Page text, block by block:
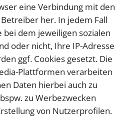
eine Verbindung mit den
her. In jedem Fall
bei dem jeweiligen sozialen
oder nicht, Ihre IP-Adresse
ggf. Cookies gesetzt. Die
Plattformen verarbeiten
Daten hierbei auch zu
zu Werbezwecken
von Nutzerprofilen.